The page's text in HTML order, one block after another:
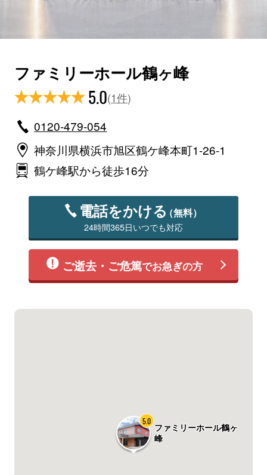
ファミリーホール鶴ヶ峰
5.0(1件)
0120-479-054
神奈川県横浜市旭区鶴ケ峰本町1-26-1
鶴ケ峰駅から徒歩16分
電話をかける（無料）
24時間365日いつでも対応
ご逝去・ご危篤でお急ぎの方
ファミリーホール鶴ヶ
峰
5.0